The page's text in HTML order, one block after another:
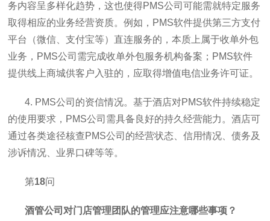
务内容呈多样化趋势，这也使得PMS公司可能需就特定服务
取得相应的业务经营资质。例如，PMS软件提供第三方支付
平台（微信、支付宝等）直连服务的，本质上属于收单外包
业务，PMS公司需完成收单外包服务机构备案；PMS软件
提供线上商城供客户入驻的，应取得增值电信业务许可证。
4. PMS公司的资信情况。基于酒店对PMS软件持续稳定
的使用要求，PMS公司需具备良好的持久经营能力。酒店可
通过各类途径核查PMS公司的经营状态、信用情况、债务及
涉诉情况、业界口碑等等。
第18问
酒管公司对门店管理团队的管理应注意哪些事项？